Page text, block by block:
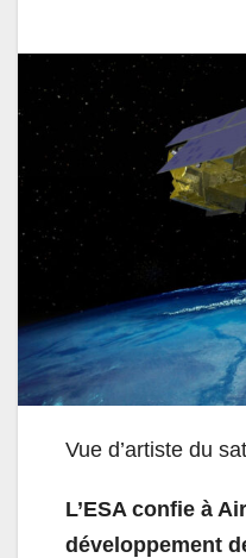
Vue d’artiste du
L’ESA confie à
développement